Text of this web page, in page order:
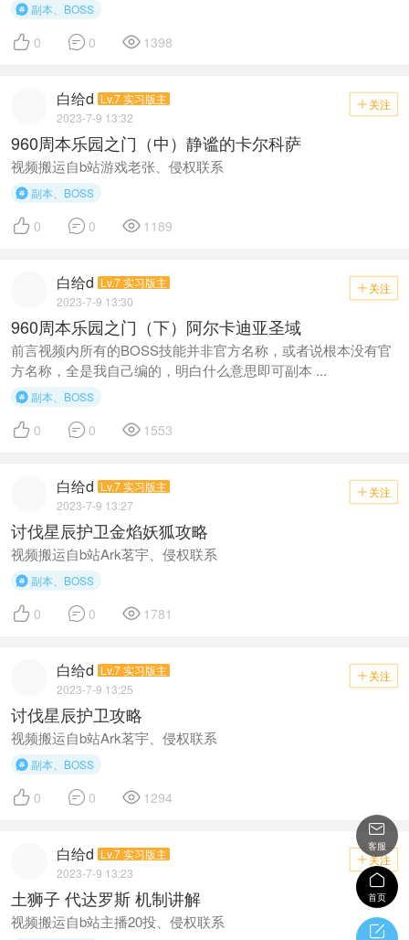
副本、BOSS
 0  0  1398
 关注
白给d Lv.7 实习版主
2023-7-9 13:32
960周本乐园之门（中）静谧的卡尔科萨
视频搬运自b站游戏老张、侵权联系
副本、BOSS
 0  0  1189
 关注
白给d Lv.7 实习版主
2023-7-9 13:30
960周本乐园之门（下）阿尔卡迪亚圣域
前言视频内所有的BOSS技能并非官方名称，或者说根本没有官
方名称，全是我自己编的，明白什么意思即可副本 ...
副本、BOSS
 0  0  1553
 关注
白给d Lv.7 实习版主
2023-7-9 13:27
讨伐星辰护卫金焰妖狐攻略
视频搬运自b站Ark茗宇、侵权联系
副本、BOSS
 0  0  1781
 关注
白给d Lv.7 实习版主
2023-7-9 13:25
讨伐星辰护卫攻略
视频搬运自b站Ark茗宇、侵权联系
副本、BOSS
 0  0  1294
关注
白给d Lv.7 实习版主
2023-7-9 13:23
土狮子 代达罗斯 机制讲解
视频搬运自b站主播20投、侵权联系

客服

首页
